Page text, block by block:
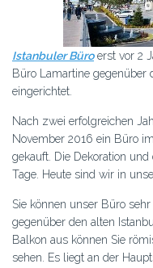
Istanbuler Büroerst vor 2
Büro Lamartine gegenüber
eingerichtet.
Nach zwei erfolgreichen
November 2016 ein Büro
gekauft. Die Dekoration
Tage. Heute sind wir in
Sie können unser Büro
gegenüber den alten
Balkon aus können Sie
sehen. Es liegt an der